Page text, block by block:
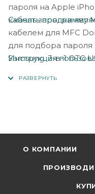
пароля на Apple
кабель зарядки
кабелем для MFC
для подбора пароля
Samsung. 3-в-1 OTG
Скачать программу
Инструкция
О КОМПАНИИ